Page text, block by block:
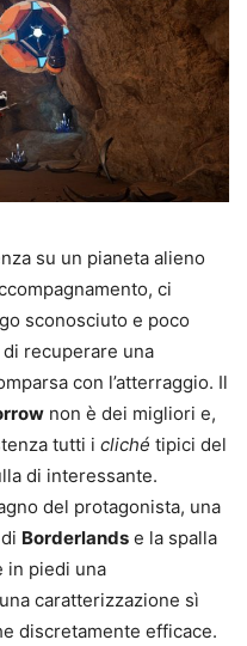
su un pianeta alieno
ci
sconosciuto e poco
recuperare una
con l’atterraggio. Il
non è dei migliori e,
tutti i cliché tipici del
di interessante.
del protagonista, una
Borderlands e la spalla
in piedi una
caratterizzazione sì
discretamente efficace.